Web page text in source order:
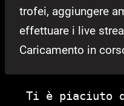
trofei, aggiungere
effettuare i live
Caricamento in
Ti è piaciuto